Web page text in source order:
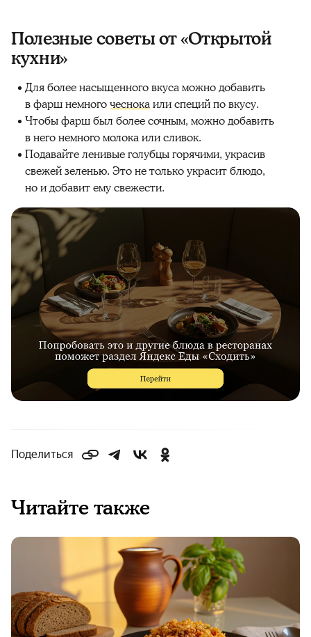
Полезные советы от «Открытой
кухни»
Для более насыщенного вкуса можно добавить
в фарш немногочеснокаили специй по вкусу.
Чтобы фарш был более сочным, можно добавить
в него немного молока или сливок.
Подавайте ленивые голубцы горячими, украсив
свежей зеленью. Это не только украсит блюдо,
но и добавит ему свежести.
Поделиться
Читайте также